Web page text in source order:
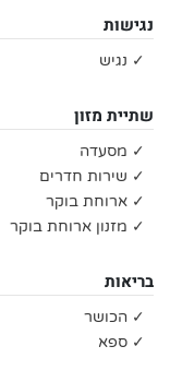
נגישות
✓ נגיש
שתיית מזון
✓ מסעדה
✓ שירות חדרים
✓ ארוחת בוקר
✓ מזנון ארוחת בוקר
בריאות
✓ הכושר
✓ ספא